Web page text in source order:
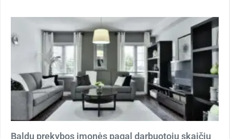
Baldų prekybos įmonės pagal darbuotojų skaičių